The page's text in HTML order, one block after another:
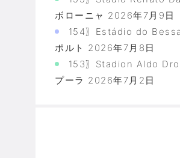
ボローニャ 2026年7月9日
154〗Estádio do
ポルト 2026年7月8日
153〗Stadion Aldo
プーラ 2026年7月2日